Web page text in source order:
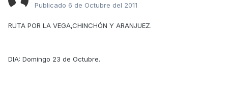
Publicado 6 de Octubre del 2011
RUTA POR LA VEGA,CHINCHÓN Y ARANJUEZ.
DIA: Domingo 23 de Octubre.